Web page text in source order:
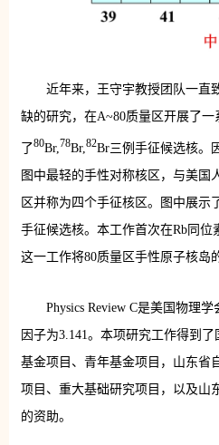
近年来，王守宇教授团队一直
缺的研究，在A~80质量区开展了
了80Br,78Br,82Br三例手征候选核。
图中最轻的手性对称核区，与美国
区并称为四个手征核区。图中展示
手征候选核。本工作首次在Rb同位
这一工作将80质量区手性原子核岛
Physics Review C是美国物理
因子为3.141。本项研究工作得到
基金项目、青年基金项目，山东省
项目、重大基础研究项目，以及山
的资助。